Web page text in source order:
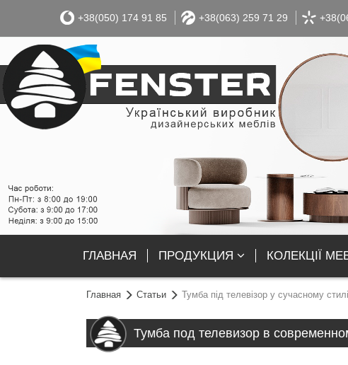
+38(050) 174 91 85 +38(063) 259 71 29
ГЛАВНАЯ ПРОДУКЦИЯ КОЛЕКЦІЇ
Главная Статьи Тумба під телевізор у сучасному стилі
Тумба под телевизор в